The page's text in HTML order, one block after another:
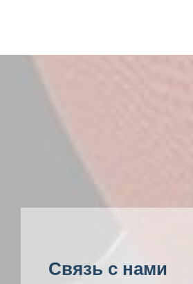
Связь с нами